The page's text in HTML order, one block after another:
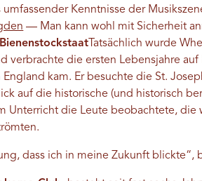
Kenntnisse der
— Man kann wohl mit Sicherheit
Bienenstockstaat Tatsächlich wurde
verbrachte die ersten Lebensjahre
England kam. Er besuchte die St.
auf die historische (und historisch
Unterricht die Leute beobachtete, die
dass ich in meine Zukunft blickte“,